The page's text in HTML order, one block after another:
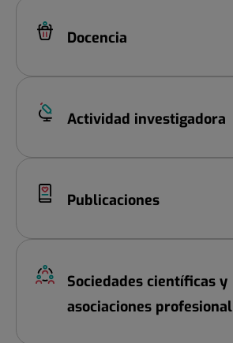
Docencia
Actividad investigadora
Publicaciones
Sociedades científicas y
asociaciones profesional